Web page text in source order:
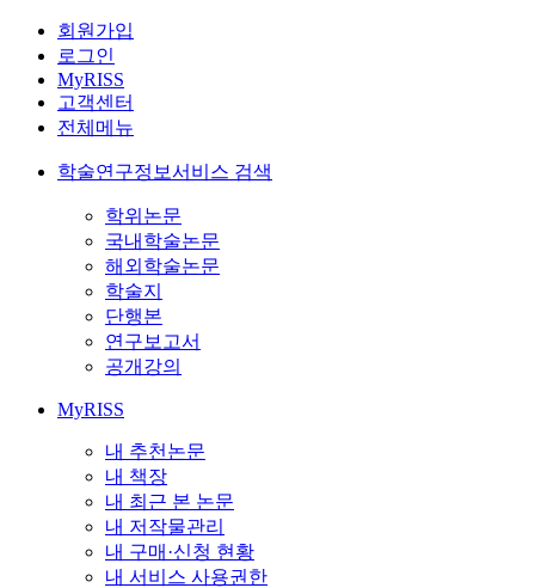
회원가입
로그인
MyRISS
고객센터
전체메뉴
학술연구정보서비스 검색
학위논문
국내학술논문
해외학술논문
학술지
단행본
연구보고서
공개강의
MyRISS
내 추천논문
내 책장
내 최근 본 논문
내 저작물관리
내 구매·신청 현황
내 서비스 사용권한